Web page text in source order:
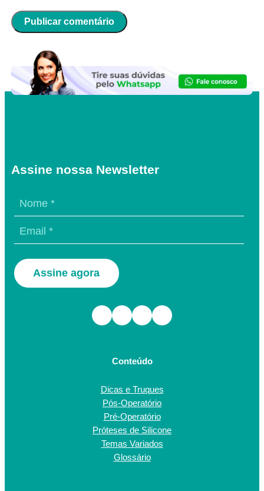
Assine nossa Newsletter
Assine agora
Facebook Instagram TikTok Youtube
Conteúdo
Dicas e Truques
Pós-Operatório
Pré-Operatório
Próteses de Silicone
Temas Variados
Glossário